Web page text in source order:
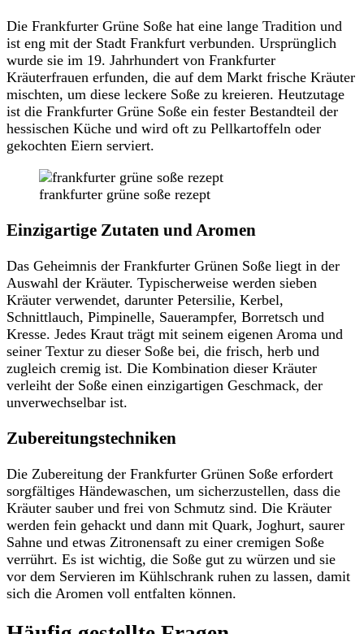
Die Frankfurter Grüne Soße hat eine lange Tradition und
ist eng mit der Stadt Frankfurt verbunden. Ursprünglich
wurde sie im 19. Jahrhundert von Frankfurter
Kräuterfrauen erfunden, die auf dem Markt frische Kräuter
mischten, um diese leckere Soße zu kreieren. Heutzutage
ist die Frankfurter Grüne Soße ein fester Bestandteil der
hessischen Küche und wird oft zu Pellkartoffeln oder
gekochten Eiern serviert.
frankfurter grüne soße rezept​
Einzigartige Zutaten und Aromen
Das Geheimnis der Frankfurter Grünen Soße liegt in der
Auswahl der Kräuter. Typischerweise werden sieben
Kräuter verwendet, darunter Petersilie, Kerbel,
Schnittlauch, Pimpinelle, Sauerampfer, Borretsch und
Kresse. Jedes Kraut trägt mit seinem eigenen Aroma und
seiner Textur zu dieser Soße bei, die frisch, herb und
zugleich cremig ist. Die Kombination dieser Kräuter
verleiht der Soße einen einzigartigen Geschmack, der
unverwechselbar ist.
Zubereitungstechniken
Die Zubereitung der Frankfurter Grünen Soße erfordert
sorgfältiges Händewaschen, um sicherzustellen, dass die
Kräuter sauber und frei von Schmutz sind. Die Kräuter
werden fein gehackt und dann mit Quark, Joghurt, saurer
Sahne und etwas Zitronensaft zu einer cremigen Soße
verrührt. Es ist wichtig, die Soße gut zu würzen und sie
vor dem Servieren im Kühlschrank ruhen zu lassen, damit
sich die Aromen voll entfalten können.